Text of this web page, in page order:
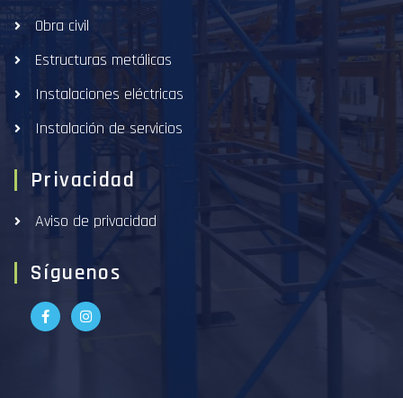
Obra civil
Estructuras metálicas
Instalaciones eléctricas
Instalación de servicios
Privacidad
Aviso de privacidad
Síguenos